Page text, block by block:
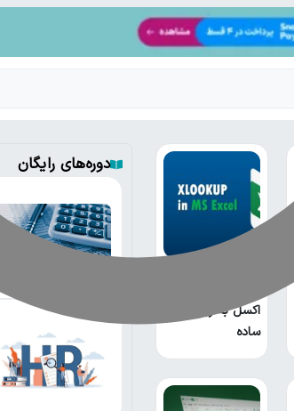
اکسل به زبان
ساده
دوره‌های رایگان